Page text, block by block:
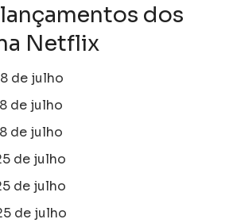
dos
Netflix
de julho
de julho
de julho
de julho
de julho
de julho